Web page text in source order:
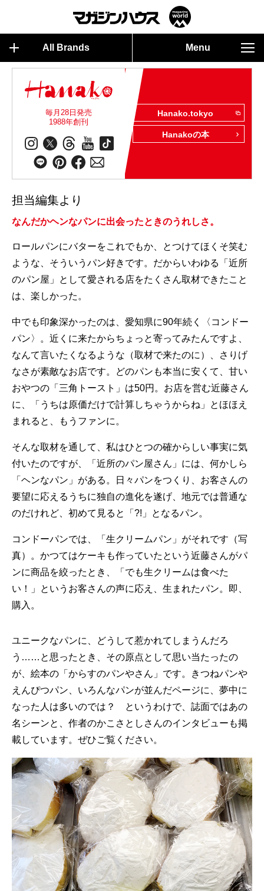
All Brands Menu
毎月28日発売
1988年創刊
Hanako.tokyo
Hanakoの本
担当編集より
なんだかヘンなパンに出会ったときのうれしさ。
ロールパンにバターをこれでもか、とつけてほくそ笑む
ような、そういうパン好きです。だからいわゆる「近所
のパン屋」として愛される店をたくさん取材できたこと
は、楽しかった。
中でも印象深かったのは、愛知県に90年続く〈コンドー
パン〉。近くに来たからちょっと寄ってみたんですよ、
なんて言いたくなるような（取材で来たのに）、さりげ
なさが素敵なお店です。どのパンも本当に安くて、甘い
おやつの「三角トースト」は50円。お店を営む近藤さん
に、「うちは原価だけで計算しちゃうからね」とほほえ
まれると、もうファンに。
そんな取材を通して、私はひとつの確からしい事実に気
付いたのですが、「近所のパン屋さん」には、何かしら
「ヘンなパン」がある。日々パンをつくり、お客さんの
要望に応えるうちに独自の進化を遂げ、地元では普通な
のだけれど、初めて見ると「?!」となるパン。
コンドーパンでは、「生クリームパン」がそれです（写
真）。かつてはケーキも作っていたという近藤さんがパ
ンに商品を絞ったとき、「でも生クリームは食べた
い！」というお客さんの声に応え、生まれたパン。即、
購入。
ユニークなパンに、どうして惹かれてしまうんだろ
う……と思ったとき、その原点として思い当たったの
が、絵本の「からすのパンやさん」です。きつねパンや
えんぴつパン、いろんなパンが並んだページに、夢中に
なった人は多いのでは？ というわけで、誌面ではあの
名シーンと、作者のかこさとしさんのインタビューも掲
載しています。ぜひご覧ください。